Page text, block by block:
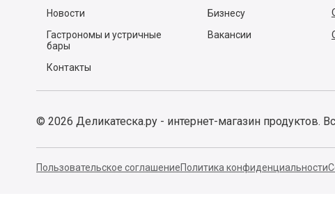
Новости
Гастрономы и устричные
бары
Контакты
Бизнесу
Вакансии
© 2026 Деликатеска.ру - интернет-магазин продуктов.
Пользовательское соглашениеПолитика конфиденциальности